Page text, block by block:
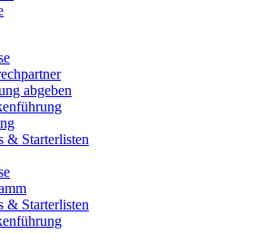
abgeben
Starterlisten
Starterlisten